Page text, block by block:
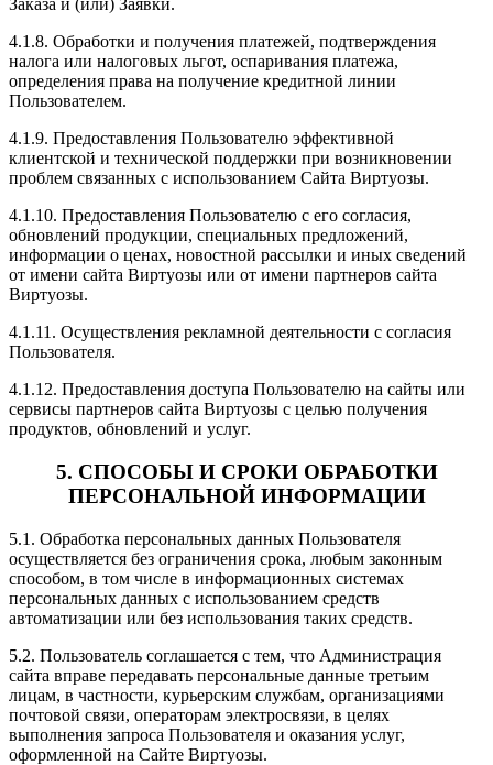
Заказа и (или) Заявки.
4.1.8. Обработки и получения платежей, подтверждения
налога или налоговых льгот, оспаривания платежа,
определения права на получение кредитной линии
Пользователем.
4.1.9. Предоставления Пользователю эффективной
клиентской и технической поддержки при возникновении
проблем связанных с использованием Сайта Виртуозы.
4.1.10. Предоставления Пользователю с его согласия,
обновлений продукции, специальных предложений,
информации о ценах, новостной рассылки и иных сведений
от имени сайта Виртуозы или от имени партнеров сайта
Виртуозы.
4.1.11. Осуществления рекламной деятельности с согласия
Пользователя.
4.1.12. Предоставления доступа Пользователю на сайты или
сервисы партнеров сайта Виртуозы с целью получения
продуктов, обновлений и услуг.
5. СПОСОБЫ И СРОКИ ОБРАБОТКИ
ПЕРСОНАЛЬНОЙ ИНФОРМАЦИИ
5.1. Обработка персональных данных Пользователя
осуществляется без ограничения срока, любым законным
способом, в том числе в информационных системах
персональных данных с использованием средств
автоматизации или без использования таких средств.
5.2. Пользователь соглашается с тем, что Администрация
сайта вправе передавать персональные данные третьим
лицам, в частности, курьерским службам, организациями
почтовой связи, операторам электросвязи, в целях
выполнения запроса Пользователя и оказания услуг,
оформленной на Сайте Виртуозы.